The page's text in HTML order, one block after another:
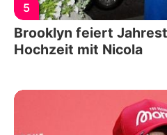
5
Brooklyn feiert
Hochzeit mit Nicola